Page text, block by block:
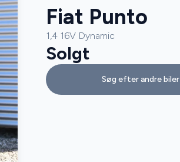
Fiat Punto
1,4 16V Dynamic
Solgt
Søg efter andre biler